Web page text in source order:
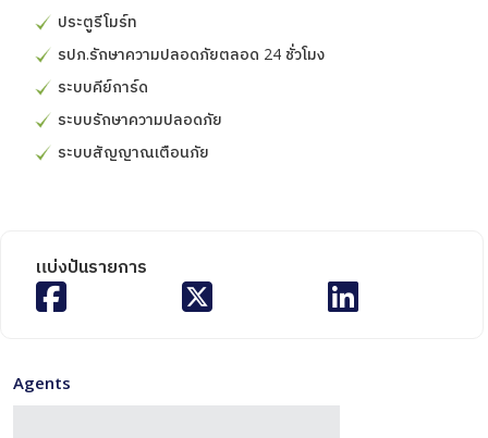
ประตูรีโมร์ท
รปภ.รักษาความปลอดภัยตลอด 24 ชั่วโมง
ระบบคีย์การ์ด
ระบบรักษาความปลอดภัย
ระบบสัญญาณเตือนภัย
แบ่งปันรายการ
Agents